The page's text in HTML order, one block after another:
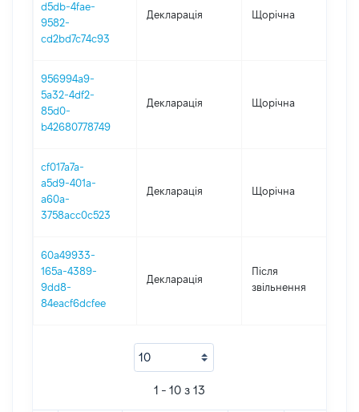
d5db-4fae-
9582-
cd2bd7c74c93
Декларація Щорічна
956994a9-
5a32-4df2-
85d0-
b42680778749
Декларація Щорічна
cf017a7a-
a5d9-401a-
a60a-
3758acc0c523
Декларація Щорічна
60a49933-
165a-4389-
9dd8-
84eacf6dcfee
Декларація
Після
звільнення
1 - 10 з 13